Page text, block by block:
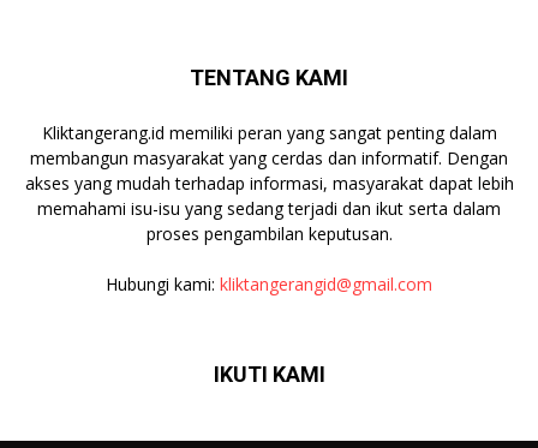
TENTANG KAMI
Kliktangerang.id memiliki peran yang sangat penting dalam
membangun masyarakat yang cerdas dan informatif. Dengan
akses yang mudah terhadap informasi, masyarakat dapat lebih
memahami isu-isu yang sedang terjadi dan ikut serta dalam
proses pengambilan keputusan.
Hubungi kami: kliktangerangid@gmail.com
IKUTI KAMI